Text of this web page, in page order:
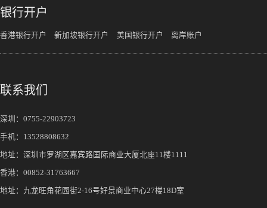
银行开户
香港银行开户 新加坡银行开户 美国银行开户 离岸账户
联系我们
深圳： 0755-22903723
手机： 13528808632
地址：深圳市罗湖区嘉宾路国际商业大厦北座11楼1111
香港：00852-31763667
地址：九龙旺角花园街2-16号好景商业中心27楼18D室